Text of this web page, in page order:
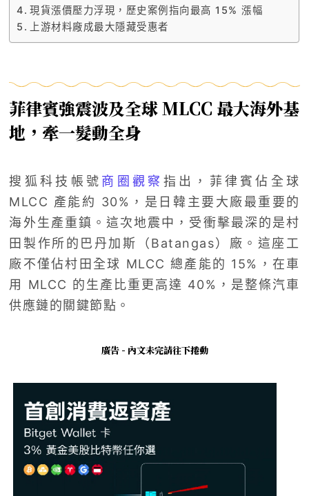
現貨漲價壓力浮現，歷史案例指向最高 15% 漲幅
上游材料廠成最大隱藏受惠者
菲律賓強震波及全球 MLCC 最大海外基
地，牽一髮動全身
搜狐科技帳號 商圈觀察 指出，菲律賓佔全球
MLCC 產能約 30%，是日韓主要大廠最重要的
海外生產重鎮。這次地震中，受衝擊最深的是村
田製作所的巴丹加斯（Batangas）廠。這座工
廠不僅佔村田全球 MLCC 總產能的 15%，在車
用 MLCC 的生產比重更高達 40%，是整條汽車
供應鏈的關鍵節點。
廣告 - 內文未完請往下捲動